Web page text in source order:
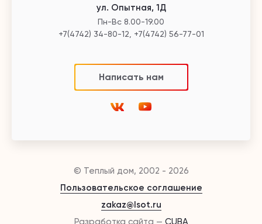
ул. Опытная, 1Д
Пн-Вс 8.00-19.00
+7(4742) 34-80-12, +7(4742) 56-77-01
Написать нам
© Теплый дом, 2002 - 2026
Пользовательское соглашение
zakaz@lsot.ru